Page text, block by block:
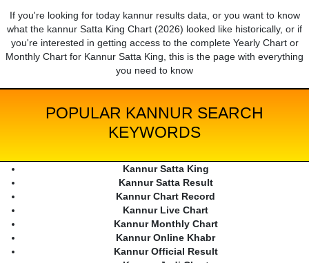
If you're looking for today kannur results data, or you want to know
what the kannur Satta King Chart (2026) looked like historically, or if
you're interested in getting access to the complete Yearly Chart or
Monthly Chart for Kannur Satta King, this is the page with everything
you need to know
POPULAR KANNUR SEARCH
KEYWORDS
Kannur Satta King
Kannur Satta Result
Kannur Chart Record
Kannur Live Chart
Kannur Monthly Chart
Kannur Online Khabr
Kannur Official Result